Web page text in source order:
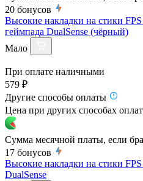
20 бонусов
Высокие накладки на стики
геймпада DualSense (чёрный)
Мало
При оплате наличными
579 ₽
Другие способы оплаты
Цена при других способах
Сумма месячной платы, если
17 бонусов
Высокие накладки на стики
DualSense